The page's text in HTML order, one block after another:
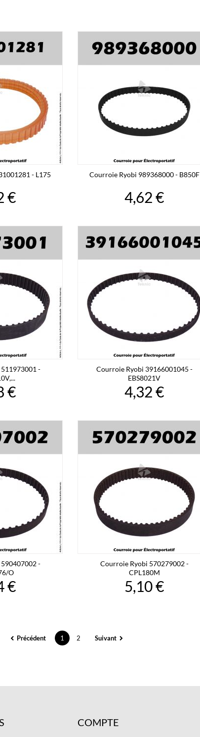
- L175
€
Courroie Ryobi 989368000 - B850F
4,62 €
-
€
Courroie Ryobi 39166001045 -
EBS8021V
4,32 €
-
O
€
Courroie Ryobi 570279002 -
CPL180M
5,10 €
Précédent 1 2 Suivant
COMPTE